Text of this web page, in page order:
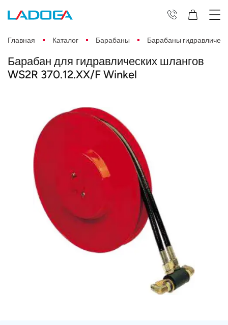
Главная Каталог Барабаны Барабаны
Барабан для гидравлических шлангов
WS2R 370.12.XX/F Winkel